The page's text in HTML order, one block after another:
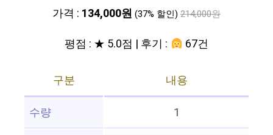
가격 : 134,000원 (37% 할인) 214,000원
평점 : ★ 5.0점 | 후기 : 67건
구분
내용
수량
1